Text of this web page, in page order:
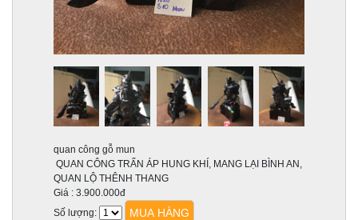
quan công gỗ mun
QUAN CÔNG TRẤN ÁP HUNG KHÍ, MANG LẠI BÌNH AN,
QUAN LỘ THÊNH THANG
Giá : 3.900.000đ
Số lượng:
MUA HÀNG